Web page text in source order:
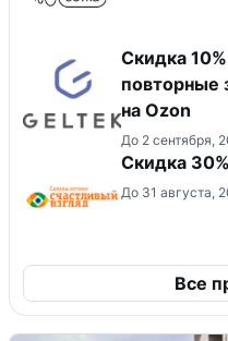
Скидка
повторные
на Ozon
До 2 сентября,
Скидка
До 31 августа,
Все